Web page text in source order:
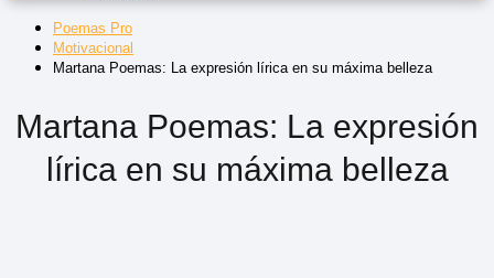
Poemas Pro
Motivacional
Martana Poemas: La expresión lírica en su máxima belleza
Martana Poemas: La expresión
lírica en su máxima belleza